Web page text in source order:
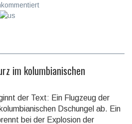
im kolumbianischen
der Text: Ein Flugzeug der
Dschungel ab. Ein
bei der Explosion der